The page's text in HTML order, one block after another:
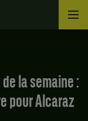
pour Alcaraz